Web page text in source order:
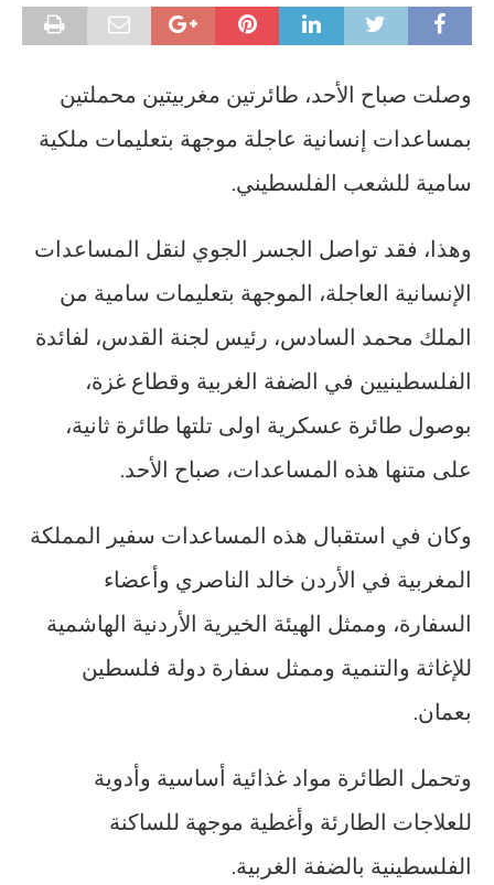
وصلت صباح الأحد، طائرتين مغربيتين محملتين
بمساعدات إنسانية عاجلة موجهة بتعليمات ملكية
سامية للشعب الفلسطيني.
وهذا، فقد تواصل الجسر الجوي لنقل المساعدات
الإنسانية العاجلة، الموجهة بتعليمات سامية من
الملك محمد السادس، رئيس لجنة القدس، لفائدة
الفلسطينيين في الضفة الغربية وقطاع غزة،
بوصول طائرة عسكرية اولى تلتها طائرة ثانية،
على متنها هذه المساعدات، صباح الأحد.
وكان في استقبال هذه المساعدات سفير المملكة
المغربية في الأردن خالد الناصري وأعضاء
السفارة، وممثل الهيئة الخيرية الأردنية الهاشمية
للإغاثة والتنمية وممثل سفارة دولة فلسطين
بعمان.
وتحمل الطائرة مواد غذائية أساسية وأدوية
للعلاجات الطارئة وأغطية موجهة للساكنة
الفلسطينية بالضفة الغربية.